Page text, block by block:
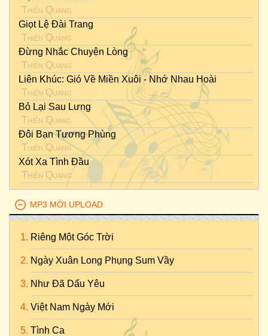
Thiên Quang
Giọt Lệ Đài Trang
Thiên Quang
Đừng Nhắc Chuyện Lòng
Thiên Quang
Liên Khúc: Gió Về Miền Xuôi - Nhớ Nhau Hoài
Thiên Quang
Bỏ Lại Sau Lưng
Thiên Quang
Đôi Bạn Tương Phùng
Thiên Quang
Xót Xa Tình Đầu
Thiên Quang
MP3 MỚI UPLOAD
Riêng Một Góc Trời
Ngày Xuân Long Phụng Sum Vầy
Như Đã Dấu Yêu
Việt Nam Ngày Mới
Tình Ca